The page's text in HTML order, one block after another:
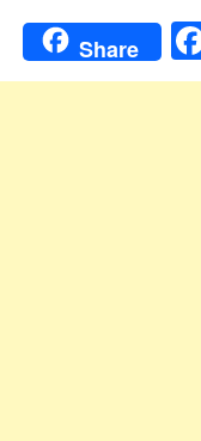
Share